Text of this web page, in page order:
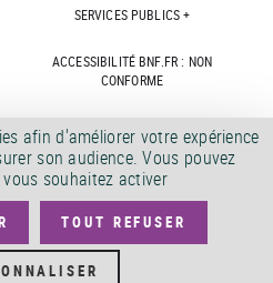
SERVICES PUBLICS +
ACCESSIBILITÉ BNF.FR : NON
CONFORME
OFFRES D'EMPLOI
CRÉDITS
©
afin d'améliorer votre expérience
son audience. Vous pouvez
souhaitez activer
TOUT REFUSER